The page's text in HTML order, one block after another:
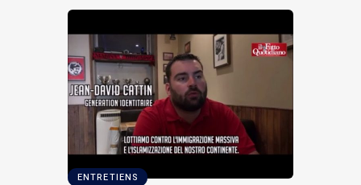
ENTRETIENS